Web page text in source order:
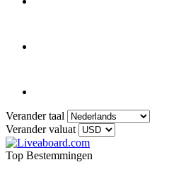
Verander taal
Verander valuat
Top Bestemmingen